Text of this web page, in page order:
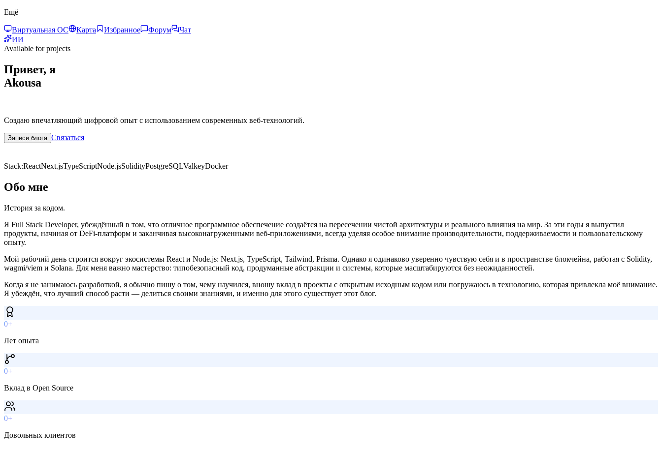
Ещё
Виртуальная ОС Карта Избранное Форум
Чат
ИИ
Available for projects
Привет, я
Akousa
Создаю впечатляющий цифровой опыт с использованием современных веб-технологий.
Записи блога Связаться
Stack:ReactNext.jsTypeScriptNode.jsSolidityPostgreSQLValkeyDocker
Обо мне
История за кодом.
Я Full Stack Developer, убеждённый в том, что отличное программное обеспечение создаётся на пересечении чистой архитектуры и реального влияния на мир. За эти годы я выпустил
продукты, начиная от DeFi-платформ и заканчивая высоконагруженными веб-приложениями, всегда уделяя особое внимание производительности, поддерживаемости и пользовательскому
опыту.
Мой рабочий день строится вокруг экосистемы React и Node.js: Next.js, TypeScript, Tailwind, Prisma. Однако я одинаково уверенно чувствую себя и в пространстве блокчейна, работая с Solidity,
wagmi/viem и Solana. Для меня важно мастерство: типобезопасный код, продуманные абстракции и системы, которые масштабируются без неожиданностей.
Когда я не занимаюсь разработкой, я обычно пишу о том, чему научился, вношу вклад в проекты с открытым исходным кодом или погружаюсь в технологию, которая привлекла моё внимание.
Я убеждён, что лучший способ расти — делиться своими знаниями, и именно для этого существует этот блог.
0+
Лет опыта
0+
Вклад в Open Source
0+
Довольных клиентов